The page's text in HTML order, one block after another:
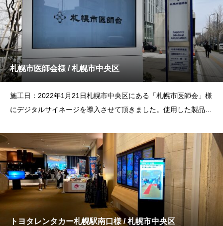
札幌市医師会様 / 札幌市中央区
施工日：2022年1月21日札幌市中央区にある「札幌市医師会」様
にデジタルサイネージを導入させて頂きました。使用した製品と
トヨタレンタカー札幌駅南口様 / 札幌市中央区